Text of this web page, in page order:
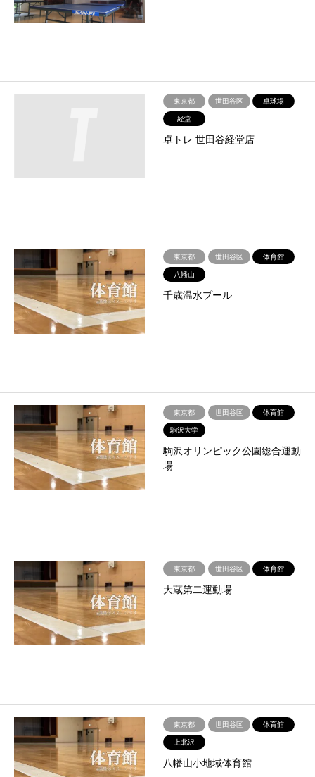
東京都 世田谷区
卓球場
経堂
卓トレ 世田谷経堂店
東京都 世田谷区
体育館
八幡山
千歳温水プール
東京都 世田谷区
体育館
駒沢大学
駒沢オリンピック公園総合運動
場
東京都 世田谷区 体育館
大蔵第二運動場
東京都 世田谷区
体育館
上北沢
八幡山小地域体育館